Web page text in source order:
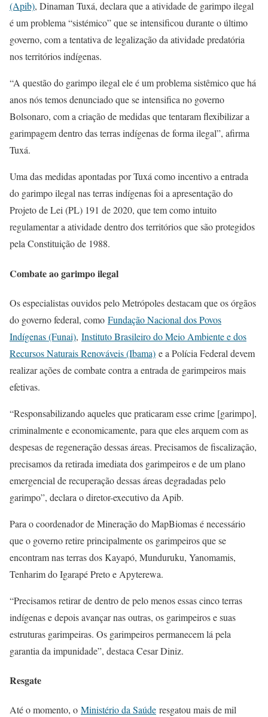
(Apib), Dinaman Tuxá, declara que a atividade de garimpo ilegal
é um problema “sistémico” que se intensificou durante o último
governo, com a tentativa de legalização da atividade predatória
nos territórios indígenas.
“A questão do garimpo ilegal ele é um problema sistêmico que há
anos nós temos denunciado que se intensifica no governo
Bolsonaro, com a criação de medidas que tentaram flexibilizar a
garimpagem dentro das terras indígenas de forma ilegal”, afirma
Tuxá.
Uma das medidas apontadas por Tuxá como incentivo a entrada
do garimpo ilegal nas terras indígenas foi a apresentação do
Projeto de Lei (PL) 191 de 2020, que tem como intuito
regulamentar a atividade dentro dos territórios que são protegidos
pela Constituição de 1988.
Combate ao garimpo ilegal
Os especialistas ouvidos pelo Metrópoles destacam que os órgãos
do governo federal, como Fundação Nacional dos Povos
Indígenas (Funai), Instituto Brasileiro do Meio Ambiente e dos
Recursos Naturais Renováveis (Ibama) e a Polícia Federal devem
realizar ações de combate contra a entrada de garimpeiros mais
efetivas.
“Responsabilizando aqueles que praticaram esse crime [garimpo],
criminalmente e economicamente, para que eles arquem com as
despesas de regeneração dessas áreas. Precisamos de fiscalização,
precisamos da retirada imediata dos garimpeiros e de um plano
emergencial de recuperação dessas áreas degradadas pelo
garimpo”, declara o diretor-executivo da Apib.
Para o coordenador de Mineração do MapBiomas é necessário
que o governo retire principalmente os garimpeiros que se
encontram nas terras dos Kayapó, Munduruku, Yanomamis,
Tenharim do Igarapé Preto e Apyterewa.
“Precisamos retirar de dentro de pelo menos essas cinco terras
indígenas e depois avançar nas outras, os garimpeiros e suas
estruturas garimpeiras. Os garimpeiros permanecem lá pela
garantia da impunidade”, destaca Cesar Diniz.
Resgate
Até o momento, o Ministério da Saúde resgatou mais de mil